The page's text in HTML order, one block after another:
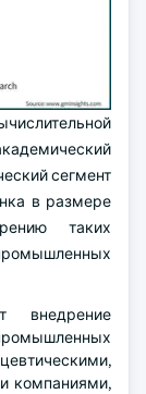
сегмент
в размере
таких
внедрение
компаниями,